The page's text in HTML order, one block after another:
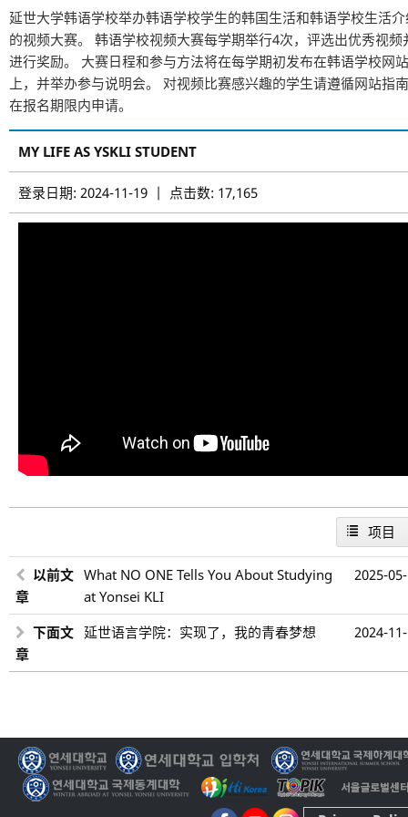
延世大学韩语学校举办韩语学校学生的韩国生活和韩语学校生活
的视频大赛。 韩语学校视频大赛每学期举行4次，评选出优秀视频
进行奖励。 大赛日程和参与方法将在每学期初发布在韩语学校网站
上，并举办参与说明会。 对视频比赛感兴趣的学生请遵循网站指
在报名期限内申请。
MY LIFE AS YSKLI STUDENT
登录日期: 2024-11-19 | 点击数: 17,165
项目
以前文
章
What NO ONE Tells You About Studying
at Yonsei KLI
2025-
下面文
章
延世语言学院：实现了，我的青春梦想 2024-